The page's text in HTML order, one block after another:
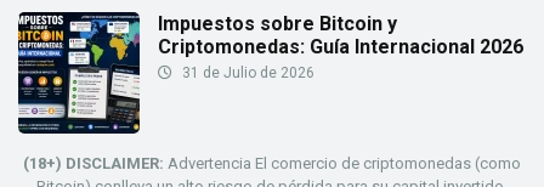
Impuestos sobre Bitcoin y
Criptomonedas: Guía Internacional 2026
31 de Julio de 2026
(18+) DISCLAIMER: Advertencia El comercio de criptomonedas (como